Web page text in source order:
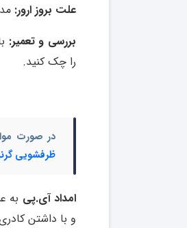
علت بروز ارور:
بررسی و تعمیر:
را چک کنید.
در صورت
ظرفشویی
امداد آی.پی به
و با داشتن